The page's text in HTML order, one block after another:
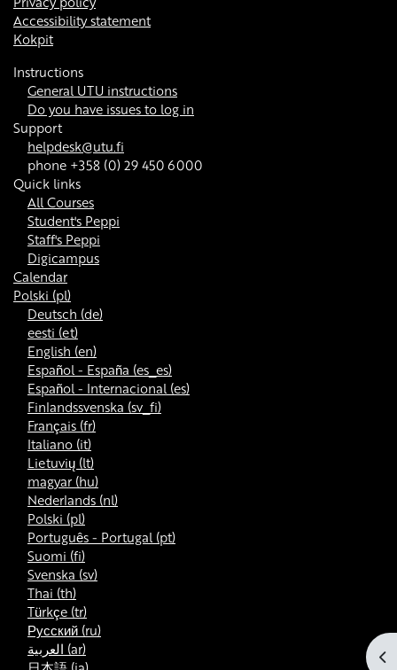
Accessibility statement
Kokpit
Instructions
General UTU instructions
Do you have issues to log in
Support
helpdesk@utu.fi
phone +358 (0) 29 450 6000
Quick links
All Courses
Student's Peppi
Staff's Peppi
Digicampus
Calendar
Polski ‎(pl)‎
Deutsch ‎(de)‎
eesti ‎(et)‎
English ‎(en)‎
Español - España ‎(es_es)‎
Español - Internacional ‎(es)‎
Finlandssvenska ‎(sv_fi)‎
Français ‎(fr)‎
Italiano ‎(it)‎
Lietuvių ‎(lt)‎
magyar ‎(hu)‎
Nederlands ‎(nl)‎
Polski ‎(pl)‎
Português - Portugal ‎(pt)‎
Suomi ‎(fi)‎
Svenska ‎(sv)‎
Thai ‎(th)‎
Türkçe ‎(tr)‎
Русский ‎(ru)‎
العربية ‎(ar)‎